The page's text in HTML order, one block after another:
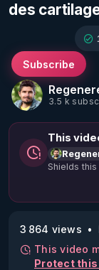
des
3.5 k
Subscribe
This
Shields
3 864 views
This video
Protect this